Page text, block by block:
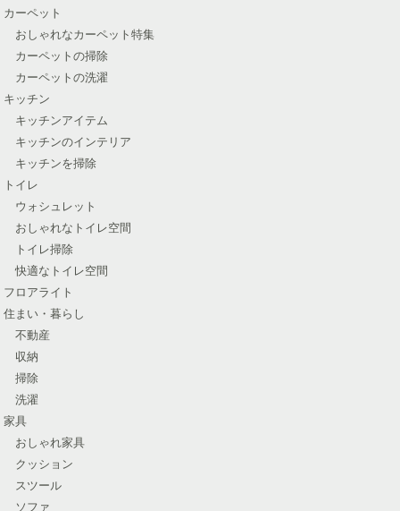
カーペット
おしゃれなカーペット特集
カーペットの掃除
カーペットの洗濯
キッチン
キッチンアイテム
キッチンのインテリア
キッチンを掃除
トイレ
ウォシュレット
おしゃれなトイレ空間
トイレ掃除
快適なトイレ空間
フロアライト
住まい・暮らし
不動産
収納
掃除
洗濯
家具
おしゃれ家具
クッション
スツール
ソファ